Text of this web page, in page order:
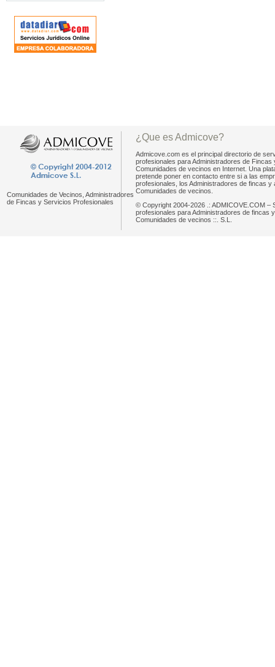
Comunidades de Vecinos, Administradores
de Fincas y Servicios Profesionales
¿Que es Admicove?
Admicove.com es el principal directorio de
profesionales para Administradores de Fincas
Comunidades de vecinos en Internet. Una
pretende poner en contacto entre si a las
profesionales, los Administradores de fincas y
Comunidades de vecinos.
© Copyright 2004-2026 .: ADMICOVE.COM –
profesionales para Administradores de fincas y
Comunidades de vecinos ::. S.L.